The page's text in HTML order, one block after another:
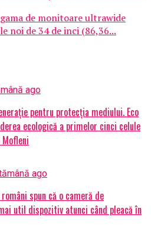
de monitoare ultrawide
noi de 34 de inci (86,36...
ago
pentru protecția mediului. Eco
ecologică a primelor cinci celule
ago
spun că o cameră de
util dispozitiv atunci când pleacă în